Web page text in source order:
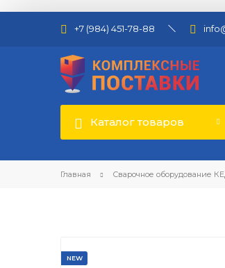
+7 (984) 451-78-88
Каталог товаров
Главная Сварочное оборудование
NEW